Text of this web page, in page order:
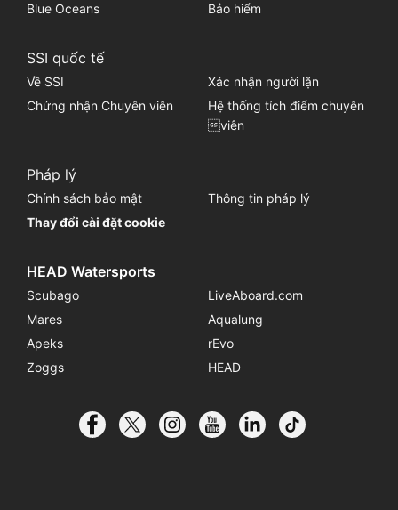
Blue Oceans
Bảo hiểm
SSI quốc tế
Về SSI
Xác nhận người lặn
Chứng nhận Chuyên viên
Hệ thống tích điểm chuyên
viên
Pháp lý
Chính sách bảo mật
Thông tin pháp lý
Thay đổi cài đặt cookie
HEAD Watersports
Scubago
LiveAboard.com
Mares
Aqualung
Apeks
rEvo
Zoggs
HEAD